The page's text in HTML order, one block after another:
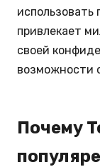
использовать
привлекает
своей
возможности
Почему